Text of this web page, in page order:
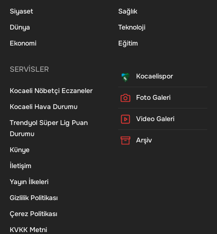
Siyaset
Dünya
Ekonomi
Sağlık
Teknoloji
Eğitim
SERVİSLER
Kocaeli Nöbetçi Eczaneler
Kocaeli Hava Durumu
Trendyol Süper Lig Puan
Durumu
Künye
İletişim
Yayın İlkeleri
Gizlilik Politikası
Çerez Politikası
KVKK Metni
Kocaelispor
Foto Galeri
Video Galeri
Arşiv